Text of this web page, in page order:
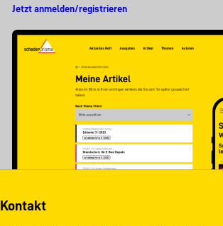
Jetzt anmelden/registrieren
Kontakt